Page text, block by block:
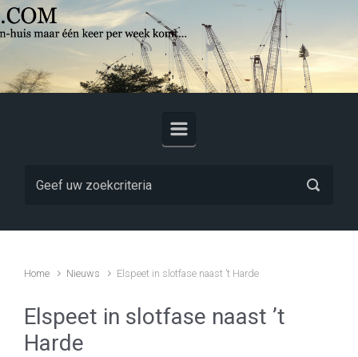
Skip to main content
Home Nieuws Elspeet in slotfase naast ’t Harde
Elspeet in slotfase naast ’t
Harde